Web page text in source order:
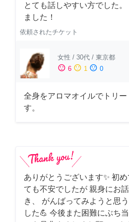
とても話しやすい方でした
ました！
依頼されたチケット
女性 / 30代 / 東京都
sentiment_satisfied 6 sentiment_neutral 1 sentiment_dissatisfied 0
全身をアロマオイルでトリー
す。
ありがとうございます✨ 初
ても不安でしたが 親身にお
き、 がんばってみようと思
した💪 今後また困難にぶち